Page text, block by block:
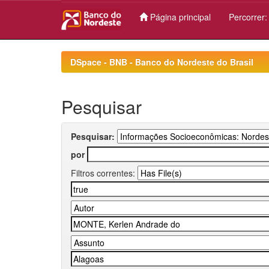
Página principal Percorrer:
DSpace - BNB - Banco do Nordeste do Brasil
Pesquisar
Pesquisar:
por
Filtros correntes: